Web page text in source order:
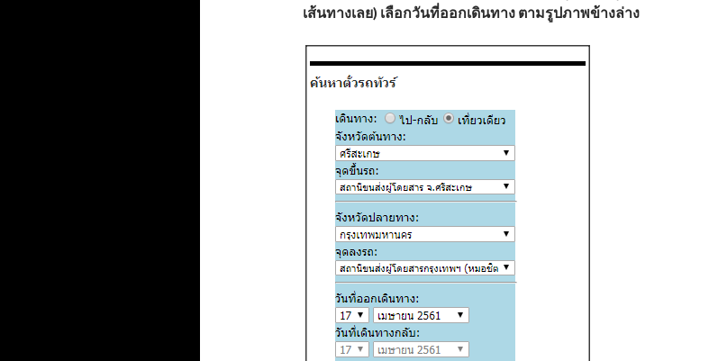
เส้นทางเลย) เลือกวันที่ออกเดินทาง ตามรูปภาพข้างล่าง